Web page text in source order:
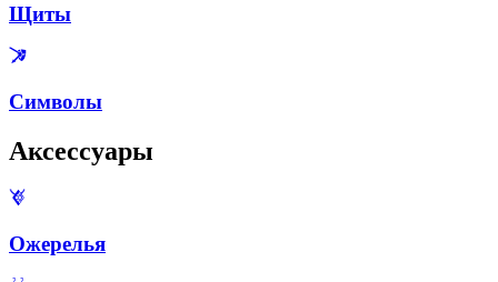
Щиты
Символы
Аксессуары
Ожерелья